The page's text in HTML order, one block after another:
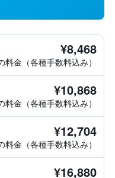
¥8,468
料金（各種手数料込み）
¥10,868
料金（各種手数料込み）
¥12,704
料金（各種手数料込み）
¥16,880